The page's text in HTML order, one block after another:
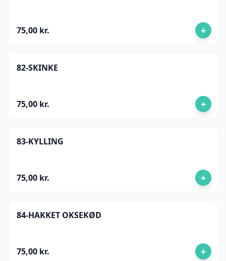
75,00 kr. +
82-SKINKE
75,00 kr. +
83-KYLLING
75,00 kr. +
84-HAKKET OKSEKØD
75,00 kr. +